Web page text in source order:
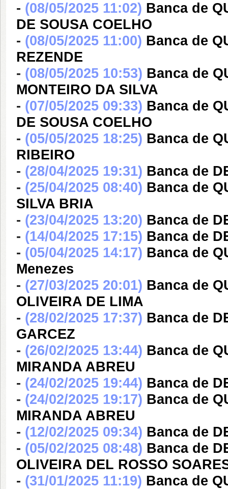
- (08/05/2025 11:02) Banca de
DE SOUSA COELHO
- (08/05/2025 11:00) Banca de
REZENDE
- (08/05/2025 10:53) Banca de
MONTEIRO DA SILVA
- (07/05/2025 09:33) Banca de
DE SOUSA COELHO
- (05/05/2025 18:25) Banca de
RIBEIRO
- (28/04/2025 19:31) Banca de
- (25/04/2025 08:40) Banca de
SILVA BRIA
- (23/04/2025 13:20) Banca de
- (14/04/2025 17:15) Banca de
- (05/04/2025 14:17) Banca de
Menezes
- (27/03/2025 20:01) Banca de
OLIVEIRA DE LIMA
- (28/02/2025 17:37) Banca de
GARCEZ
- (26/02/2025 13:44) Banca de
MIRANDA ABREU
- (24/02/2025 19:44) Banca de
- (24/02/2025 19:17) Banca de
MIRANDA ABREU
- (12/02/2025 09:34) Banca de
- (05/02/2025 08:48) Banca de
OLIVEIRA DEL ROSSO
- (31/01/2025 11:19) Banca de